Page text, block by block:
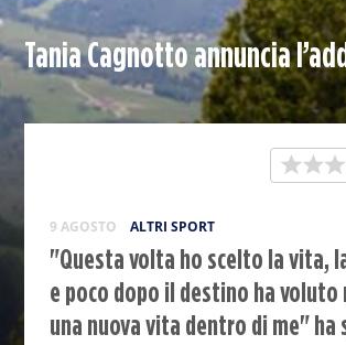
Tania Cagnotto annuncia
9 AGOSTO ALTRI SPORT
"Questa volta ho scelto la vita,
e poco dopo il destino ha voluto
una nuova vita dentro di me" ha